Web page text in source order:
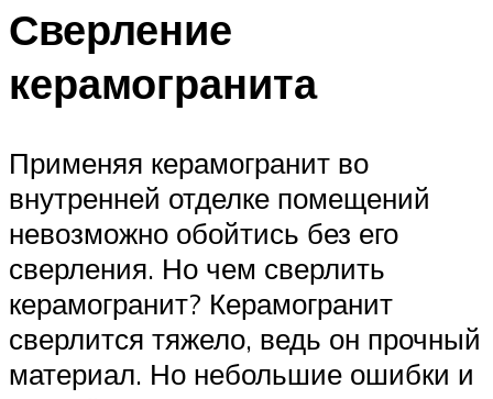
Сверление
керамогранита
Применяя керамогранит во
внутренней отделке помещений
невозможно обойтись без его
сверления. Но чем сверлить
керамогранит? Керамогранит
сверлится тяжело, ведь он прочный
материал. Но небольшие ошибки и